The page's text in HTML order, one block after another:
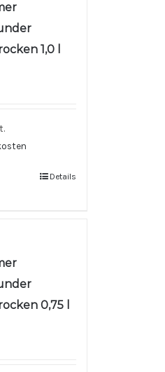
1,0 l
Details
0,75 l